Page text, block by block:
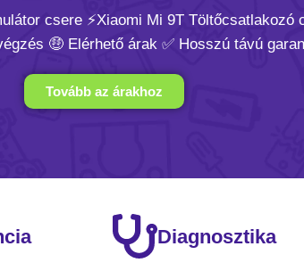
csere ⚡️Xiaomi Mi 9T
🤑 Elérhető árak ✅ Hosszú távú
Tovább az árakhoz
Diagnosztika